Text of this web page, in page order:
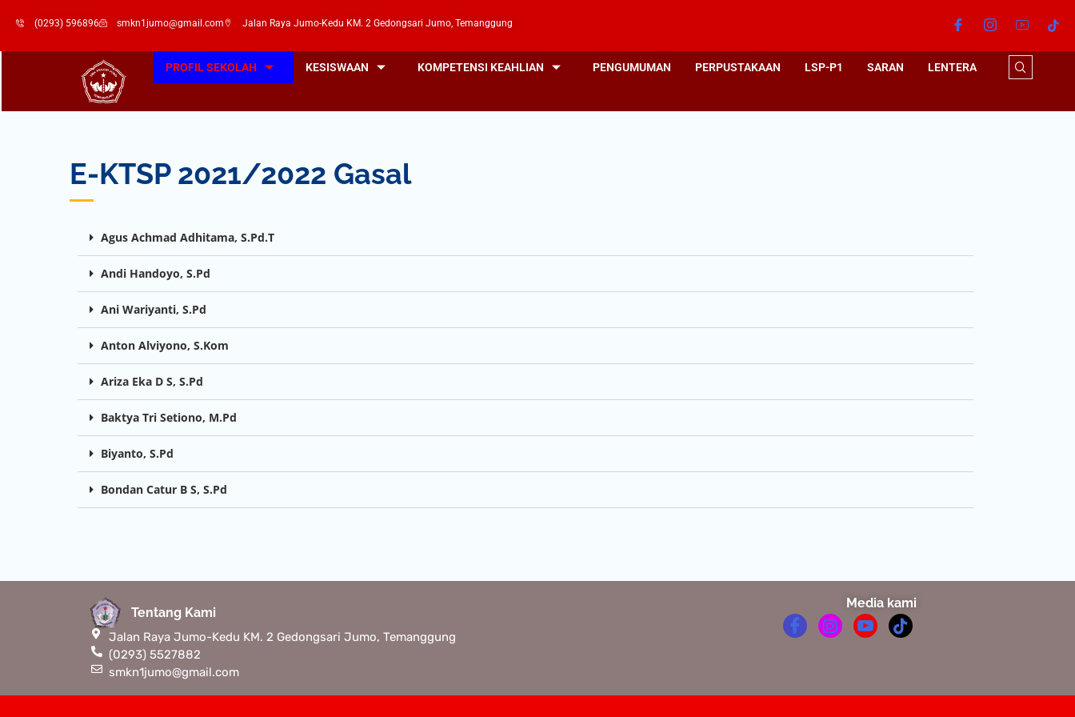
(0293) 596896 smkn1jumo@gmail.com Jalan Raya Jumo-Kedu KM. 2 Gedongsari Jumo, Temanggung
PROFIL SEKOLAH KESISWAAN KOMPETENSI KEAHLIAN PENGUMUMAN PERPUSTAKAAN LSP-P1 SARAN LENTERA
E-KTSP 2021/2022 Gasal
Agus Achmad Adhitama, S.Pd.T
Andi Handoyo, S.Pd
Ani Wariyanti, S.Pd
Anton Alviyono, S.Kom
Ariza Eka D S, S.Pd
Baktya Tri Setiono, M.Pd
Biyanto, S.Pd
Bondan Catur B S, S.Pd
Tentang Kami
Jalan Raya Jumo-Kedu KM. 2 Gedongsari Jumo, Temanggung
(0293) 5527882
smkn1jumo@gmail.com
Media kami